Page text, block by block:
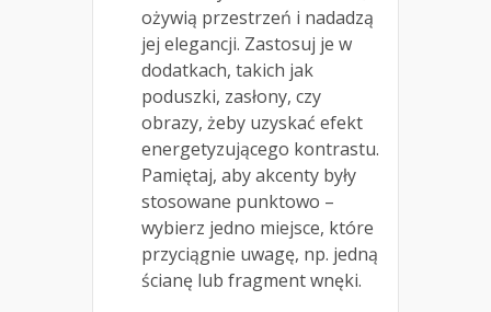
ożywią przestrzeń i nadadzą
jej elegancji. Zastosuj je w
dodatkach, takich jak
poduszki, zasłony, czy
obrazy, żeby uzyskać efekt
energetyzującego kontrastu.
Pamiętaj, aby akcenty były
stosowane punktowo –
wybierz jedno miejsce, które
przyciągnie uwagę, np. jedną
ścianę lub fragment wnęki.